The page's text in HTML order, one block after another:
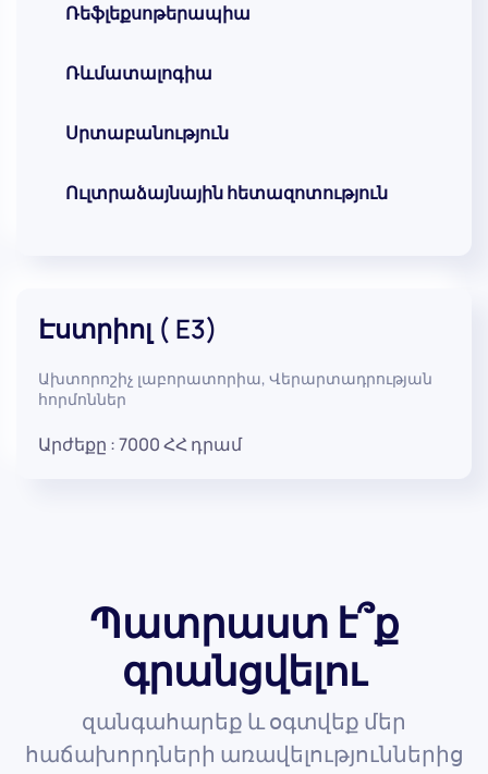
Ռեֆլեքսոթերապիա
Ռևմատալոգիա
Սրտաբանություն
Ուլտրաձայնային հետազոտություն
Էստրիոլ ( E3)
Ախտորոշիչ լաբորատորիա, Վերարտադրության
հորմոններ
Արժեքը :7000ՀՀ դրամ
Պատրաստ է՞ք
գրանցվելու
զանգահարեք և օգտվեք մեր
հաճախորդների առավելություններից